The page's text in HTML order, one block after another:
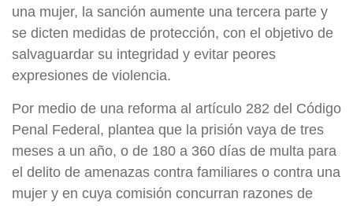
una mujer, la sanción aumente una tercera parte y
se dicten medidas de protección, con el objetivo de
salvaguardar su integridad y evitar peores
expresiones de violencia.
Por medio de una reforma al artículo 282 del Código
Penal Federal, plantea que la prisión vaya de tres
meses a un año, o de 180 a 360 días de multa para
el delito de amenazas contra familiares o contra una
mujer y en cuya comisión concurran razones de